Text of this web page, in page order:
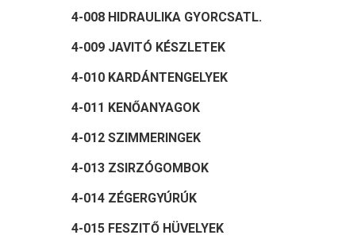
4-008 HIDRAULIKA GYORCSATL.
4-009 JAVITÓ KÉSZLETEK
4-010 KARDÁNTENGELYEK
4-011 KENŐANYAGOK
4-012 SZIMMERINGEK
4-013 ZSIRZÓGOMBOK
4-014 ZÉGERGYÚRÚK
4-015 FESZITŐ HÜVELYEK